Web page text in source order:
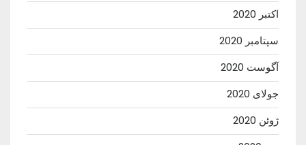
اکتبر 2020
سپتامبر 2020
آگوست 2020
جولای 2020
ژوئن 2020